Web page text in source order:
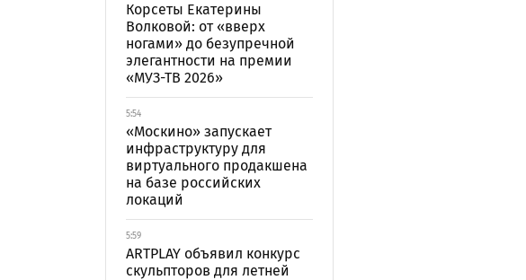
Корсеты Екатерины
Волковой: от «вверх
ногами» до безупречной
элегантности на премии
«МУЗ-ТВ 2026»
5:54
«Москино» запускает
инфраструктуру для
виртуального продакшена
на базе российских
локаций
5:59
ARTPLAY объявил конкурс
скульпторов для летней